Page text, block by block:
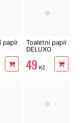
papír
m
Toaletní papír
DELUXO
3vrstvý 8 rolí,
132 m
49 Kč